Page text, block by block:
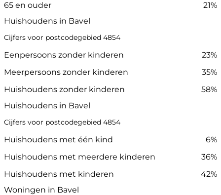
65 en ouder
21%
Huishoudens in Bavel
Cijfers voor postcodegebied 4854
Eenpersoons zonder kinderen
23%
Meerpersoons zonder kinderen
35%
Huishoudens zonder kinderen
58%
Huishoudens in Bavel
Cijfers voor postcodegebied 4854
Huishoudens met één kind
6%
Huishoudens met meerdere kinderen
36%
Huishoudens met kinderen
42%
Woningen in Bavel